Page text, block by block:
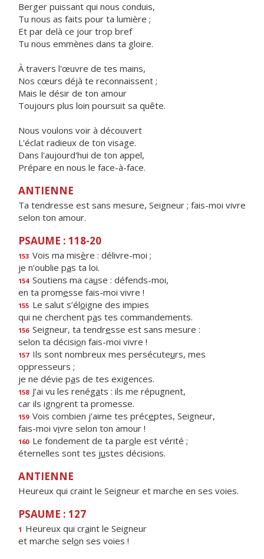
Berger puissant qui nous conduis,
Tu nous as faits pour ta lumière ;
Et par delà ce jour trop bref
Tu nous emmènes dans ta gloire.
À travers l'œuvre de tes mains,
Nos cœurs déjà te reconnaissent ;
Mais le désir de ton amour
Toujours plus loin poursuit sa quête.
Nous voulons voir à découvert
L'éclat radieux de ton visage.
Dans l'aujourd'hui de ton appel,
Prépare en nous le face-à-face.
ANTIENNE
Ta tendresse est sans mesure, Seigneur ; fais-moi vivre
selon ton amour.
PSAUME : 118-20
153 Vois ma misère : délivre-moi ;
je n’oublie pas ta loi.
154 Soutiens ma cause : défends-moi,
en ta promesse fais-moi vivre !
155 Le salut s’éloigne des impies
qui ne cherchent pas tes commandements.
156 Seigneur, ta tendresse est sans mesure :
selon ta décision fais-moi vivre !
157 Ils sont nombreux mes persécuteurs, mes
oppresseurs ;
je ne dévie pas de tes exigences.
158 J’ai vu les renégats : ils me répugnent,
car ils ignorent ta promesse.
159 Vois combien j’aime tes préceptes, Seigneur,
fais-moi vivre selon ton amour !
160 Le fondement de ta parole est vérité ;
éternelles sont tes justes décisions.
ANTIENNE
Heureux qui craint le Seigneur et marche en ses voies.
PSAUME : 127
1 Heureux qui craint le Seigneur
et marche selon ses voies !